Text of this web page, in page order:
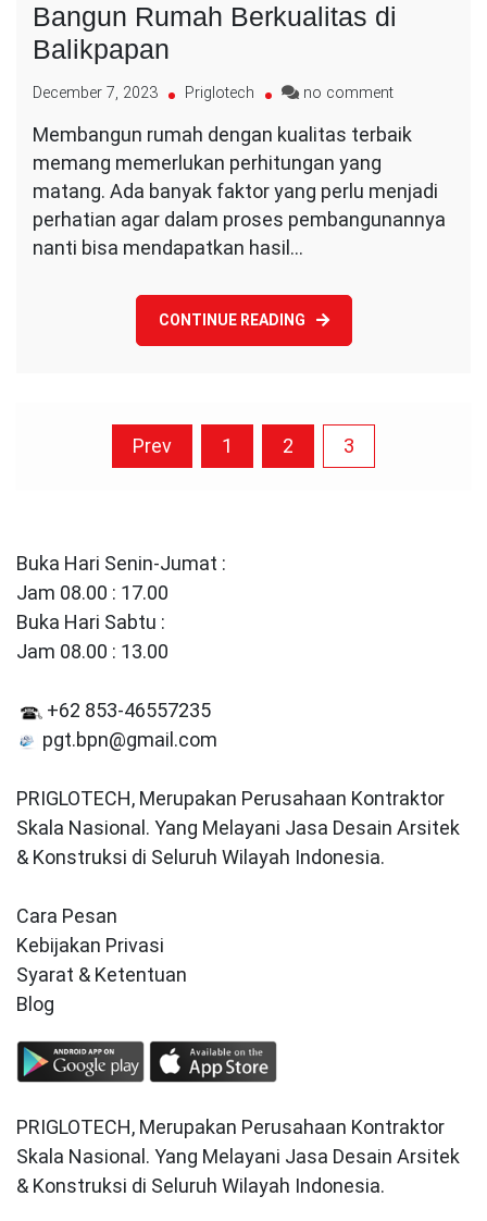
Bangun Rumah Berkualitas di
Balikpapan
December 7, 2023 Priglotech no commenton
Rumah
di
Balikpapan
Membangun rumah dengan kualitas terbaik
memang memerlukan perhitungan yang
matang. Ada banyak faktor yang perlu menjadi
perhatian agar dalam proses pembangunannya
nanti bisa mendapatkan hasil…
CONTINUE READING
Prev 1 2 3
Buka Hari Senin-Jumat :
Jam 08.00 : 17.00
Buka Hari Sabtu :
Jam 08.00 : 13.00
+62 853-46557235
pgt.bpn@gmail.com
PRIGLOTECH, Merupakan Perusahaan Kontraktor
Skala Nasional. Yang Melayani Jasa Desain Arsitek
& Konstruksi di Seluruh Wilayah Indonesia.
Cara Pesan
Kebijakan Privasi
Syarat & Ketentuan
Blog
PRIGLOTECH, Merupakan Perusahaan Kontraktor
Skala Nasional. Yang Melayani Jasa Desain Arsitek
& Konstruksi di Seluruh Wilayah Indonesia.